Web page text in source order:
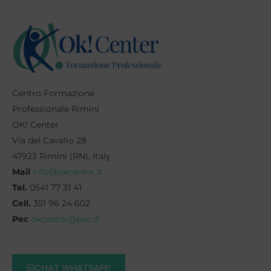
Centro Formazione
Professionale Rimini
OK! Center
Via del Cavallo 28
47923 Rimini (RN), Italy
Mail info@okcenter.it
Tel. 0541 77 31 41
Cell. 351 96 24 602
Pec okcenter@pec.it
CHAT WHATSAPP